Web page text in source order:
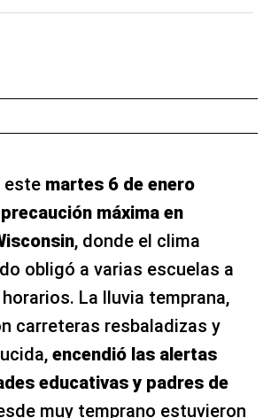
este martes 6 de enero
precaución máxima en
, donde el clima
obligó a varias escuelas a
La lluvia temprana,
carreteras resbaladizas y
encendió las alertas
educativas y padres de
muy temprano estuvieron